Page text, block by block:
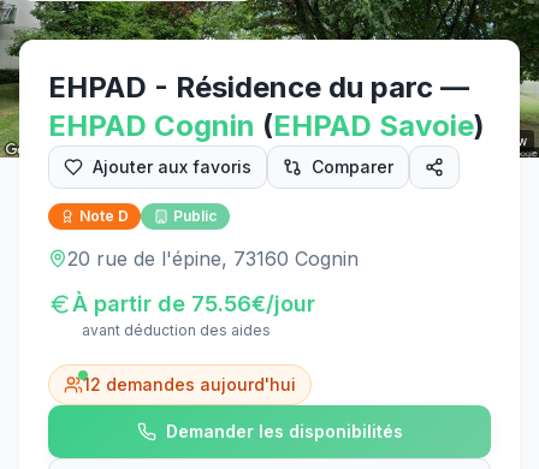
Street View
EHPAD - Résidence du parc —
EHPAD Cognin (EHPAD Savoie)
Ajouter aux favoris Comparer
Note D Public
20 rue de l'épine, 73160 Cognin
À partir de 75.56€/jour
avant déduction des aides
12 demandes aujourd'hui
Demander les disponibilités